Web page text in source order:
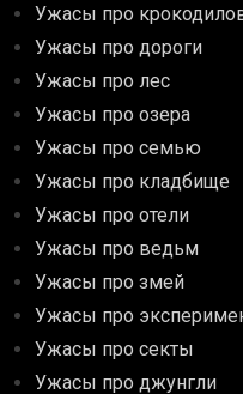
Ужасы про
Ужасы про дороги
Ужасы про лес
Ужасы про озера
Ужасы про семью
Ужасы про кладбище
Ужасы про отели
Ужасы про ведьм
Ужасы про змей
Ужасы про
Ужасы про секты
Ужасы про джунгли